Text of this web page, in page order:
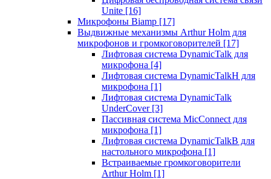
Unite [16]
Микрофоны Biamp [17]
Выдвижные механизмы Arthur Holm для
микрофонов и громкоговорителей [17]
Лифтовая система DynamicTalk для
микрофона [4]
Лифтовая система DynamicTalkH для
микрофона [1]
Лифтовая система DynamicTalk
UnderCover [3]
Пассивная система MicConnect для
микрофона [1]
Лифтовая система DynamicTalkB для
настольного микрофона [1]
Встраиваемые громкоговорители
Arthur Holm [1]